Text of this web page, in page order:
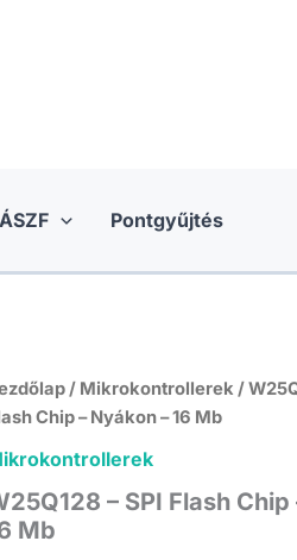
ÁSZF Pontgyűjtés
/ Mikrokontrollerek /
Chip – Nyákon – 16 Mb
– SPI Flash Chip
Mb